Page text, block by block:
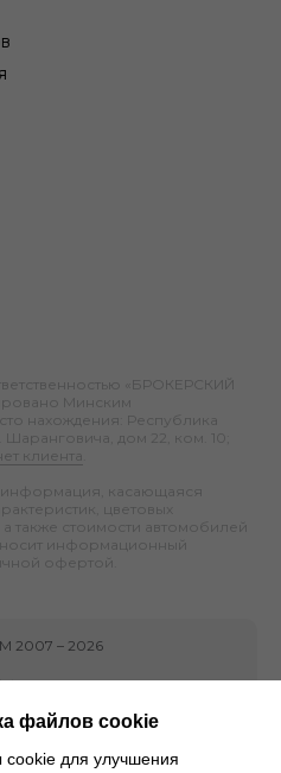
«БРОКЕРСКИЙ
Минским
нахождения: Республика
дом 22, ком. 10;
клиента
информация, касающаяся
цветовых
а также стоимости автомобилей
информационный
офертой.
2007 – 2026
файлов cookie
для улучшения